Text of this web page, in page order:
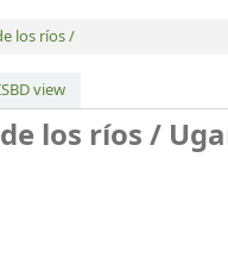
los ríos /
view
los ríos /